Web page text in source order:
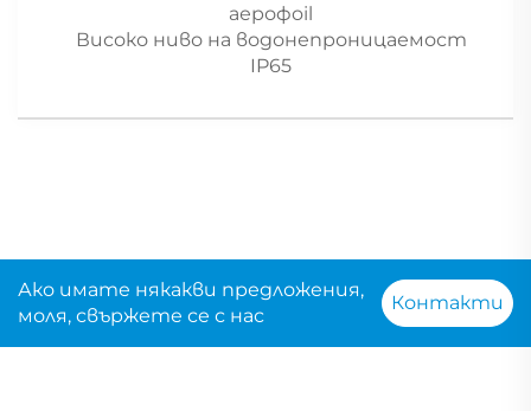
аерофoil
Високо ниво на водонепроницаемост
IP65
Ако имате някакви предложения,
моля, свържете се с нас
Контакти